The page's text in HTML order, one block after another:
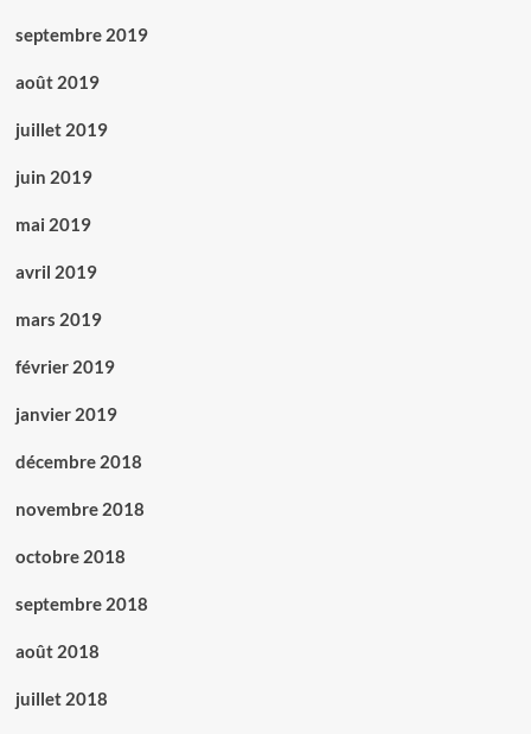
septembre 2019
août 2019
juillet 2019
juin 2019
mai 2019
avril 2019
mars 2019
février 2019
janvier 2019
décembre 2018
novembre 2018
octobre 2018
septembre 2018
août 2018
juillet 2018